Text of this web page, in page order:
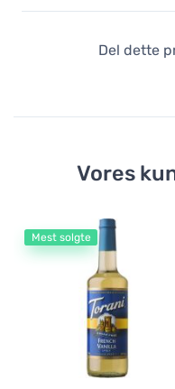
Del dette
Vores
Mest solgte